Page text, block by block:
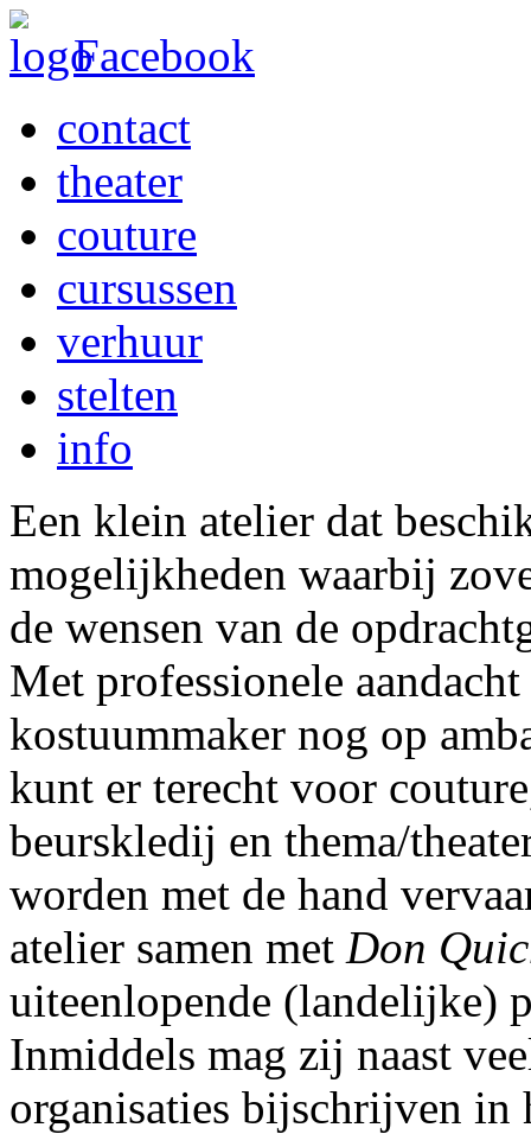
Facebook
contact
theater
couture
cursussen
verhuur
stelten
info
Een klein atelier dat
mogelijkheden waarbij
de wensen van de
Met professionele
kostuummaker nog op
kunt er terecht voor
beurskledij en thema/
worden met de hand
atelier samen met Don
uiteenlopende (landelijke)
Inmiddels mag zij naast
organisaties bijschrijven in